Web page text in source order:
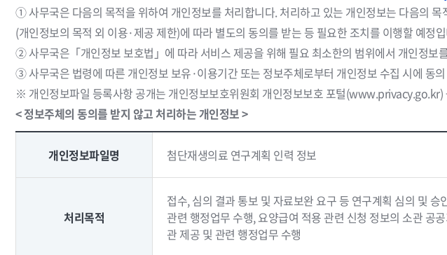
① 사무국은 다음의 목적을 위하여 개인정보를 처리합니다. 처리하고 있는 개인정보는 다음의
(개인정보의 목적 외 이용·제공 제한)에 따라 별도의 동의를 받는 등 필요한 조치를 이행할 예정
② 사무국은「개인정보 보호법」에 따라 서비스 제공을 위해 필요 최소한의 범위에서 개인정보
③ 사무국은 법령에 따른 개인정보 보유·이용기간 또는 정보주체로부터 개인정보 수집 시에 동
※ 개인정보파일 등록사항 공개는 개인정보보호위원회 개인정보보호 포털
< 정보주체의 동의를 받지 않고 처리하는 개인정보 >
개인정보파일명 첨단재생의료 연구계획 인력 정보
처리목적
접수, 심의 결과 통보 및 자료보완 요구 등 연구계획 심의 및 승
관련 행정업무 수행, 요양급여 적용 관련 신청 정보의 소관 공
관 제공 및 관련 행정업무 수행